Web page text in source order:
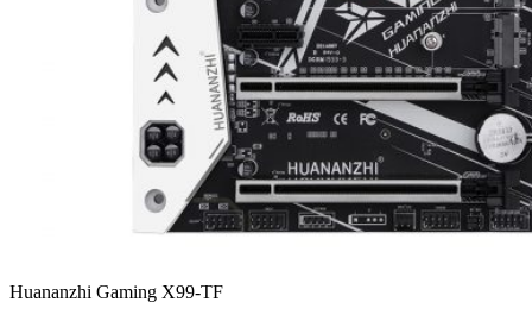
Huananzhi Gaming X99-TF